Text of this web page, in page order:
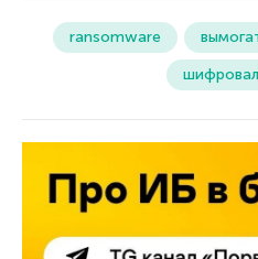
ransomware